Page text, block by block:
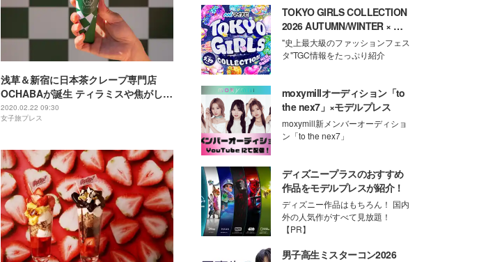
浅草＆新宿に日本茶クレープ専門店
OCHABAが誕生 ティラミスや焦がしほ
うじ茶ブリュレの濃厚な美味しさ
2020.02.22 09:30
女子旅プレス
TOKYO GIRLS COLLECTION
2026 AUTUMN/WINTER × モ
デルプレス
"史上最大級のファッションフェス
タ"TGC情報をたっぷり紹介
moxymillオーディション「to
the nex7」×モデルプレス
moxymill新メンバーオーディショ
ン「to the nex7」
ディズニープラスのおすすめ
作品をモデルプレスが紹介！
ディズニー作品はもちろん！ 国内
外の人気作がすべて見放題！
【PR】
男子高生ミスターコン2026